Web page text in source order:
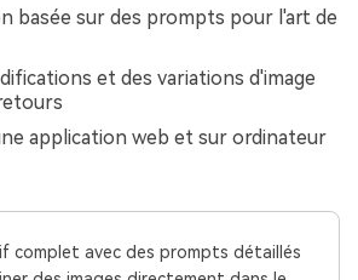
basée sur des prompts pour l'art de
et des variations d'image
application web et sur ordinateur
complet avec des prompts détaillés